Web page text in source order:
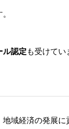
ル認定 も受けてい
域経済の発展